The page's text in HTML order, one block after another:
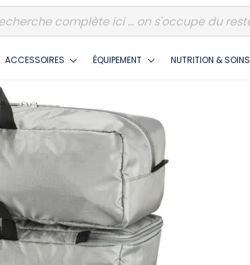
ACCESSOIRES ÉQUIPEMENT NUTRITION & SOINS